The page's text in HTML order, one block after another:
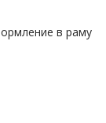
в раму